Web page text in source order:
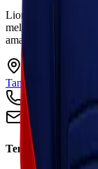
Lionel Express
melayani pengiriman
aman, dan harga
Ruko Garden
Tangerang, Banten
+62 813 8838
Tentang Kami